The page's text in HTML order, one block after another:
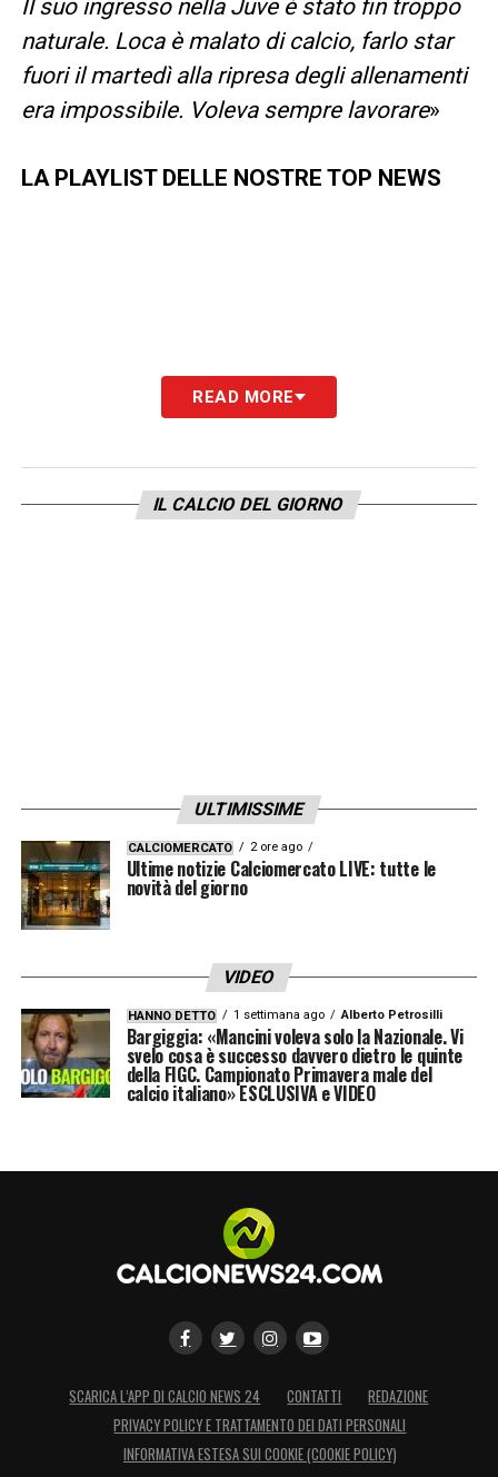
Il suo ingresso nella Juve è stato fin troppo
naturale. Loca è malato di calcio, farlo star
fuori il martedì alla ripresa degli allenamenti
era impossibile. Voleva sempre lavorare»
LA PLAYLIST DELLE NOSTRE TOP NEWS
READ MORE
IL CALCIO DEL GIORNO
ULTIMISSIME
CALCIOMERCATO 2 ore ago
Ultime notizie Calciomercato LIVE: tutte le
novità del giorno
VIDEO
HANNO DETTO 1 settimana ago Alberto Petrosilli
Bargiggia: «Mancini voleva solo la Nazionale. Vi
svelo cosa è successo davvero dietro le quinte
della FIGC. Campionato Primavera male del
calcio italiano» ESCLUSIVA e VIDEO
SCARICA L’APP DI CALCIO NEWS 24 CONTATTI
REDAZIONE
PRIVACY POLICY E TRATTAMENTO DEI DATI PERSONALI
INFORMATIVA ESTESA SUI COOKIE (COOKIE POLICY)